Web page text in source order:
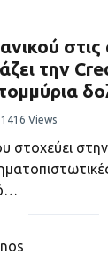
την
1416 Views
στοχεύει